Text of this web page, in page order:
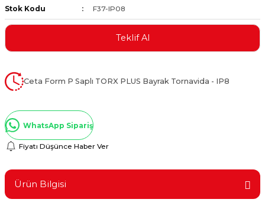
Kaplamalar
Stok Kodu
F37-IP08
Teklif Al
Ceta Form P Saplı TORX PLUS Bayrak Tornavida - IP8
WhatsApp Sipariş
Fiyatı Düşünce Haber Ver
Ürün Bilgisi